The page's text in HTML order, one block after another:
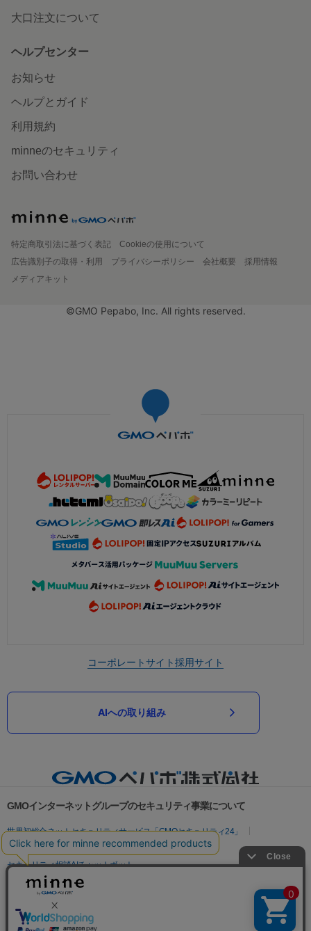
大口注文について
ヘルプセンター
お知らせ
ヘルプとガイド
利用規約
minneのセキュリティ
お問い合わせ
特定商取引法に基づく表記
Cookieの使用について
広告識別子の取得・利用
プライバシーポリシー 会社概要
採用情報
メディアキット
©GMO Pepabo, Inc. All rights reserved.
コーポレートサイト採用サイト
AIへの取り組み
GMOインターネットグループのセキュリティ事業について
世界初総合ネットセキュリティサービス「GMOセキュリティ24」
パスワード漏洩診断
Webサイトリスク診断
セキュリティ相談AIチャットボット
実在証明・盗聴対策
サイバー攻撃対策（GMO Flatt Security）